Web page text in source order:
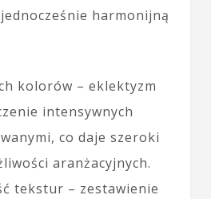
harmonijną
kolorów – eklektyzm
intensywnych
co daje szeroki
aranżacyjnych.
tekstur – zestawienie